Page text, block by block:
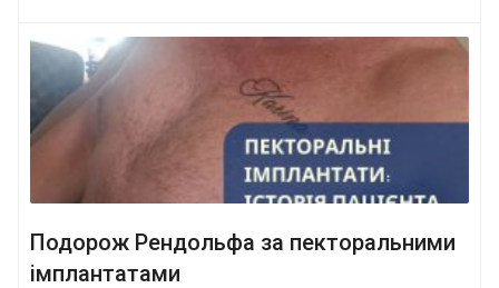
Подорож Рендольфа за пекторальними
імплантатами